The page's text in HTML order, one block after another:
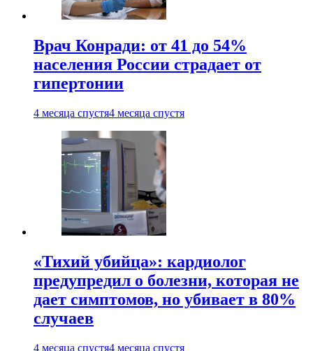
Врач Конради: от 41 до 54%
населения России страдает от
гипертонии
4 месяца спустя4 месяца спустя
«Тихий убийца»: кардиолог
предупредил о болезни, которая не
дает симптомов, но убивает в 80%
случаев
4 месяца спустя4 месяца спустя